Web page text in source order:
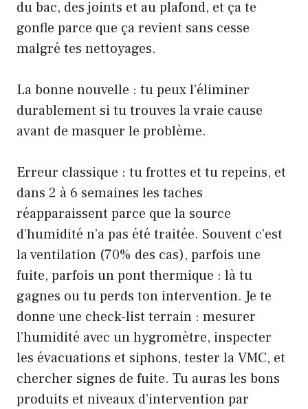
du bac, des joints et au plafond, et ça te
gonfle parce que ça revient sans cesse
malgré tes nettoyages.
La bonne nouvelle : tu peux l’éliminer
durablement si tu trouves la vraie cause
avant de masquer le problème.
Erreur classique : tu frottes et tu repeins, et
dans 2 à 6 semaines les taches
réapparaissent parce que la source
d’humidité n’a pas été traitée. Souvent c’est
la ventilation (70% des cas), parfois une
fuite, parfois un pont thermique : là tu
gagnes ou tu perds ton intervention. Je te
donne une check-list terrain : mesurer
l’humidité avec un hygromètre, inspecter
les évacuations et siphons, tester la VMC, et
chercher signes de fuite. Tu auras les bons
produits et niveaux d’intervention par